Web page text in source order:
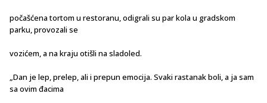
počašćena tortom u restoranu, odigrali su par kola u gradskom
parku, provozali se
vozićem, a na kraju otišli na sladoled.
„Dan je lep, prelep, ali i prepun emocija. Svaki rastanak boli, a ja sam
sa ovim đacima